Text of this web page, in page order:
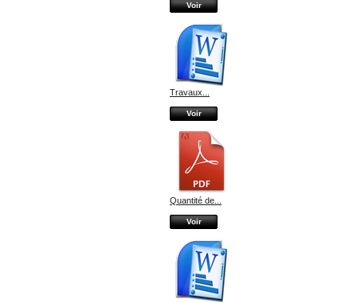
Voir
Travaux...
Voir
Quantité de...
Voir